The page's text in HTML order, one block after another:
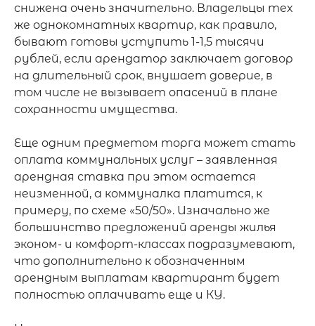
снижена очень значительно. Владельцы тех
же однокомнатных квартир, как правило,
бывают готовы уступить 1-1,5 тысячи
рублей, если арендатор заключает договор
на длительный срок, внушает доверие, в
том числе не вызывает опасений в плане
сохранности имущества.
Еще одним предметом торга может стать
оплата коммунальных услуг – заявленная
арендная ставка при этом остается
неизменной, а коммуналка платится, к
примеру, по схеме «50/50». Изначально же
большинство предложений аренды жилья
эконом- и комфорт-классах подразумевают,
что дополнительно к обозначенным
арендным выплатам квартирант будет
полностью оплачивать еще и КУ.